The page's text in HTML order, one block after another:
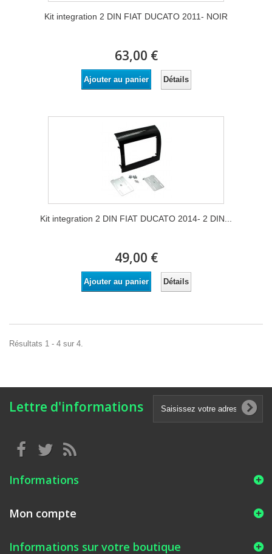
Kit integration 2 DIN FIAT DUCATO 2011- NOIR
63,00 €
Ajouter au panier Détails
Kit integration 2 DIN FIAT DUCATO 2014- 2 DIN...
49,00 €
Ajouter au panier Détails
Résultats 1 - 4 sur 4.
Lettre d'informations
Informations
Mon compte
Informations sur votre boutique